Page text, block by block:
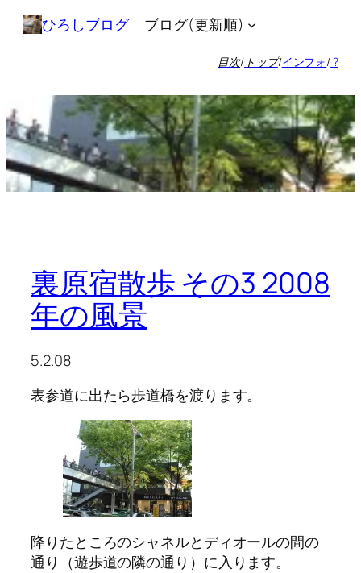
ッ
プ
ひろしブログ ブログ(更新順)
目次/ トップ/インフォ/?
裏原宿散歩 その3 2008
年の風景
5.2.08
表参道に出たら歩道橋を渡ります。
降りたところのシャネルとディオールの間の
通り（遊歩道の隣の通り）に入ります。